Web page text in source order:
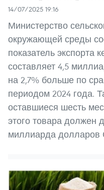
14/07/2025 19:16
Министерство
окружающей среды
показатель экспорта
составляет 4,5
на 2,7% больше по
периодом 2024 года.
оставшиеся шесть
этого товара должен
миллиарда